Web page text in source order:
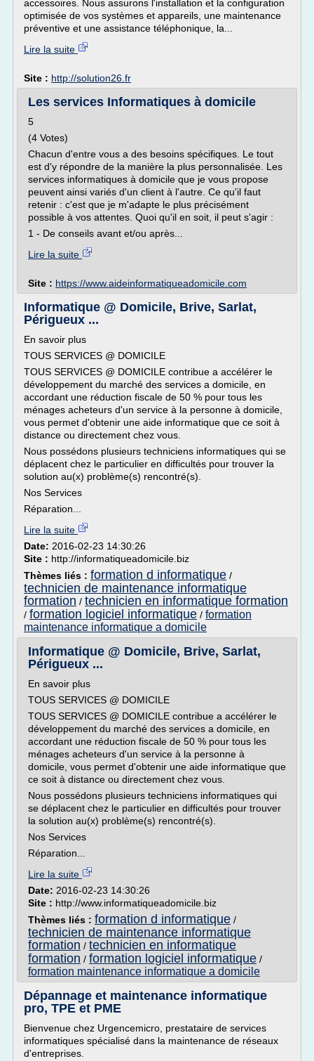
accessoires. Nous assurons l'installation et la configuration
optimisée de vos systèmes et appareils, une maintenance
préventive et une assistance téléphonique, la...
Lire la suite
Site : http://solution26.fr
Les services Informatiques à domicile
5
(4 Votes)
Chacun d'entre vous a des besoins spécifiques. Le tout
est d'y répondre de la manière la plus personnalisée. Les
services informatiques à domicile que je vous propose
peuvent ainsi variés d'un client à l'autre. Ce qu'il faut
retenir : c'est que je m'adapte le plus précisément
possible à vos attentes. Quoi qu'il en soit, il peut s'agir :
1 - De conseils avant et/ou après...
Lire la suite
Site : https://www.aideinformatiqueadomicile.com
Informatique @ Domicile, Brive, Sarlat,
Périgueux ...
En savoir plus
TOUS SERVICES @ DOMICILE
TOUS SERVICES @ DOMICILE contribue a accélérer le
développement du marché des services a domicile, en
accordant une réduction fiscale de 50 % pour tous les
ménages acheteurs d'un service à la personne à domicile,
vous permet d'obtenir une aide informatique que ce soit à
distance ou directement chez vous.
Nous possédons plusieurs techniciens informatiques qui se
déplacent chez le particulier en difficultés pour trouver la
solution au(x) problème(s) rencontré(s).
Nos Services
Réparation...
Lire la suite
Date: 2016-02-23 14:30:26
Site : http://informatiqueadomicile.biz
Thèmes liés : formation d informatique /
technicien de maintenance informatique
formation / technicien en informatique formation
/ formation logiciel informatique / formation
maintenance informatique a domicile
Informatique @ Domicile, Brive, Sarlat,
Périgueux ...
En savoir plus
TOUS SERVICES @ DOMICILE
TOUS SERVICES @ DOMICILE contribue a accélérer le
développement du marché des services a domicile, en
accordant une réduction fiscale de 50 % pour tous les
ménages acheteurs d'un service à la personne à
domicile, vous permet d'obtenir une aide informatique que
ce soit à distance ou directement chez vous.
Nous possédons plusieurs techniciens informatiques qui
se déplacent chez le particulier en difficultés pour trouver
la solution au(x) problème(s) rencontré(s).
Nos Services
Réparation...
Lire la suite
Date: 2016-02-23 14:30:26
Site : http://www.informatiqueadomicile.biz
Thèmes liés : formation d informatique /
technicien de maintenance informatique
formation / technicien en informatique
formation / formation logiciel informatique /
formation maintenance informatique a domicile
Dépannage et maintenance informatique
pro, TPE et PME
Bienvenue chez Urgencemicro, prestataire de services
informatiques spécialisé dans la maintenance de réseaux
d'entreprises.